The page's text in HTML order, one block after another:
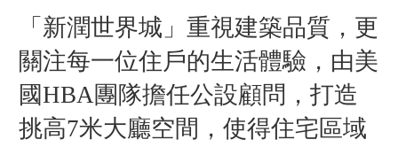
「新潤世界城」重視建築品質，更
關注每一位住戶的生活體驗，由美
國HBA團隊擔任公設顧問，打造
挑高7米大廳空間，使得住宅區域